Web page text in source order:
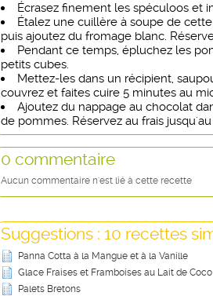
Écrasez finement les spéculoos et
Étalez une cuillère à soupe de
puis ajoutez du fromage blanc.
Pendant ce temps, épluchez les
petits cubes.
Mettez-les dans un récipient,
couvrez et faites cuire 5 minutes au
Ajoutez du nappage au chocolat
de pommes. Réservez au frais
0 commentaire
Aucun commentaire n'est lié à cette recette
Suggestions : 10 recettes
Panna Cotta à la Mangue et à la Vanille
Glace Fraises et Framboises au Lait de Coco
Palets Bretons